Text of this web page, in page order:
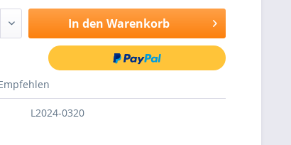
In den Warenkorb
L2024-0320